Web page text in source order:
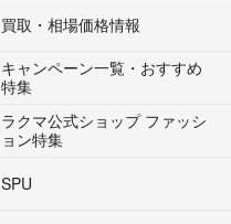
買取・相場価格情報
キャンペーン一覧・おすすめ
特集
ラクマ公式ショップ ファッシ
ョン特集
SPU